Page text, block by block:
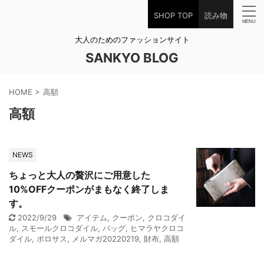
SHOP TOP 読み物
大人のためのファッションサイト
SANKYO BLOG
HOME > 高額
高額
NEWS
ちょっと大人の贅沢にご用意した
10%OFFクーポンがまもなく終了しま
す。
2022/9/29 アイテム, クーポン, クロコダイ
ル, スモールクロコダイル, バッグ, ヒマラヤクロコ
ダイル, ポロサス, メルマガ20220219, 財布, 高額